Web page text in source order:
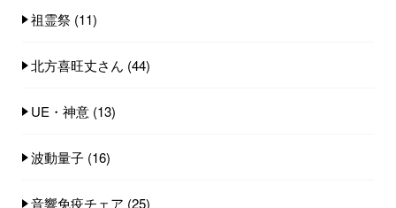
祖霊祭 (11)
北方喜旺丈さん (44)
UE・神意 (13)
波動量子 (16)
音響免疫チェア (25)